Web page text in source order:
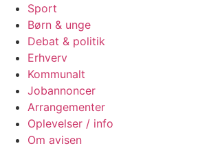
Sport
Børn & unge
Debat & politik
Erhverv
Kommunalt
Jobannoncer
Arrangementer
Oplevelser / info
Om avisen